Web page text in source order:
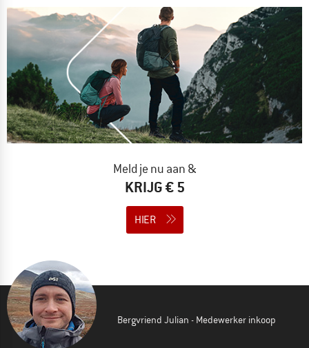
Meld je nu aan &
KRIJG € 5
HIER
Bergvriend Julian - Medewerker inkoop